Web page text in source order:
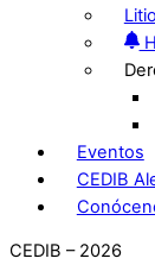
Eventos
CEDIB
CEDIB – 2026